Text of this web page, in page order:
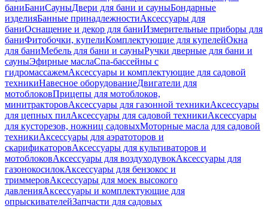
баниБаниСауныДвери для бани и сауныБондарные
изделияБанные принадлежностиАксессуары для
баниОснащение и декор для баниИзмерительные приборы для
баниФитобочки, купелиКомплектующие для купелейОкна
для баниМебель для бани и сауныРучки дверные для бани и
сауныЭфирные маслаСпа-бассейны с
гидромассажемАксессуары и комплектующие для садовой
техникиНавесное оборудованиеДвигатели для
мотоблоковПрицепы для мотоблоков,
минитракторовАксессуары для газонной техникиАксессуары
для цепных пилАксессуары для садовой техникиАксессуары
для кусторезов, ножниц садовыхМоторные масла для садовой
техникиАксессуары для аэратоторов и
скарификаторовАксессуары для культиваторов и
мотоблоковАксессуары для воздуходувокАксессуары для
газонокосилокАксессуары для бензокос и
триммеровАксессуары для моек высокого
давленияАксессуары и комплектующие для
опрыскивателейЗапчасти для садовых